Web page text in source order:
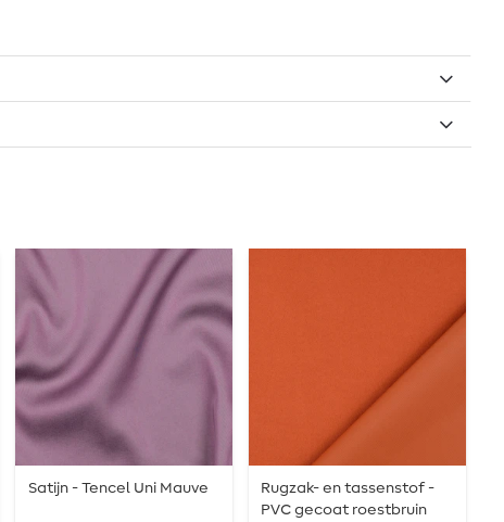
Satijn - Tencel Uni Mauve
Rugzak- en tassenstof -
PVC gecoat roestbruin